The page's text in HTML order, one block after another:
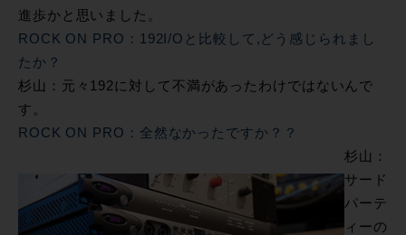
進歩かと思いました。
ROCK ON PRO：192I/Oと比較して,どう感じられまし
たか？
杉山：元々192に対して不満があったわけではないんで
す。
ROCK ON PRO：全然なかったですか？？
杉山：
サード
パーテ
ィーの